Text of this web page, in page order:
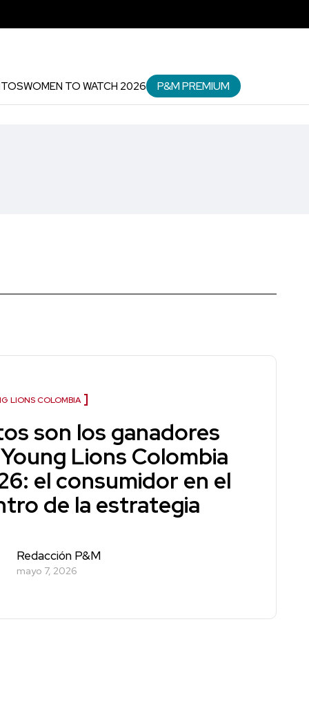
WOMEN TO WATCH 2026 P&M PREMIUM
LIONS COLOMBIA
son los ganadores
Lions Colombia
el consumidor en el
de la estrategia
Redacción P&M
mayo 7, 2026